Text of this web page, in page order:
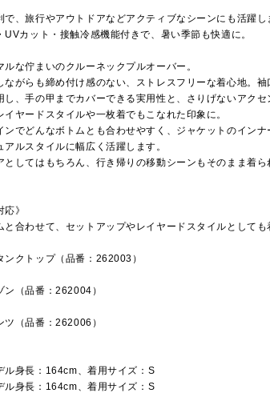
で、旅行やアウトドアなどアクティブなシーンにも活躍し
UVカット・接触冷感機能付きで、暑い季節も快適に。
ルな佇まいのクルーネックプルオーバー。
ながらも締め付け感のない、ストレスフリーな着心地。
し、手の甲までカバーできる実用性と、さりげないアク
イヤードスタイルや一枚着でもこなれた印象に。
ンでどんなボトムとも合わせやすく、ジャケットのイン
アルスタイルに幅広く活躍します。
としてはもちろん、行き帰りの移動シーンもそのまま着ら
応》
と合わせて、セットアップやレイヤードスタイルとしても
ンクトップ（品番：262003）
ン（品番：262004）
ツ（品番：262006）
ル身長：164cm、着用サイズ：S
ル身長：164cm、着用サイズ：S